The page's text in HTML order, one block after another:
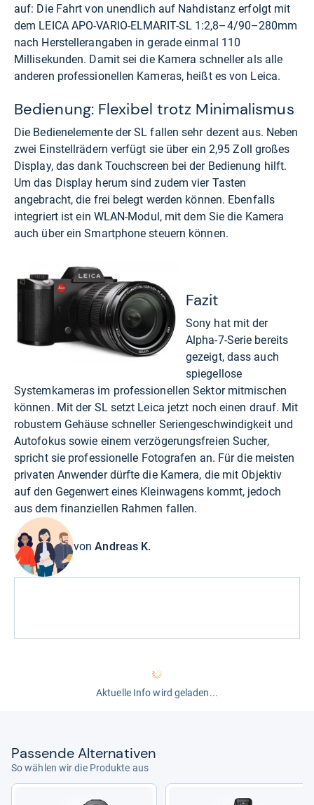
auf: Die Fahrt von unendlich auf Nahdistanz erfolgt mit
dem LEICA APO-VARIO-ELMARIT-SL 1:2,8–4/90–280mm
nach Herstellerangaben in gerade einmal 110
Millisekunden. Damit sei die Kamera schneller als alle
anderen professionellen Kameras, heißt es von Leica.
Bedienung: Flexibel trotz Minimalismus
Die Bedienelemente der SL fallen sehr dezent aus. Neben
zwei Einstellrädern verfügt sie über ein 2,95 Zoll großes
Display, das dank Touchscreen bei der Bedienung hilft.
Um das Display herum sind zudem vier Tasten
angebracht, die frei belegt werden können. Ebenfalls
integriert ist ein WLAN-Modul, mit dem Sie die Kamera
auch über ein Smartphone steuern können.
Fazit
Sony hat mit der
Alpha-7-Serie bereits
gezeigt, dass auch
spiegellose
Systemkameras im professionellen Sektor mitmischen
können. Mit der SL setzt Leica jetzt noch einen drauf. Mit
robustem Gehäuse schneller Seriengeschwindigkeit und
Autofokus sowie einem verzögerungsfreien Sucher,
spricht sie professionelle Fotografen an. Für die meisten
privaten Anwender dürfte die Kamera, die mit Objektiv
auf den Gegenwert eines Kleinwagens kommt, jedoch
aus dem finanziellen Rahmen fallen.
vonAndreas K.
Aktuelle Info wird geladen...
Pas­sende Alter­na­ti­ven
So wählen wir die Produkte aus